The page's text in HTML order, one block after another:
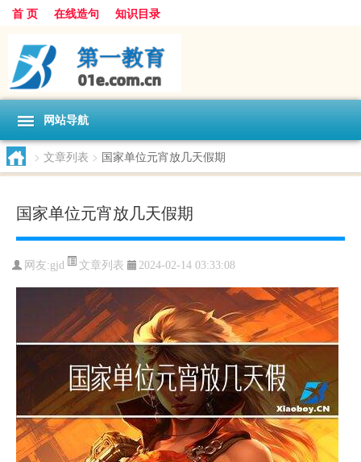
首 页 在线造句 知识目录
网站导航
> 文章列表 > 国家单位元宵放几天假期
国家单位元宵放几天假期
网友:gjd 文章列表 2024-02-14 03:33:08